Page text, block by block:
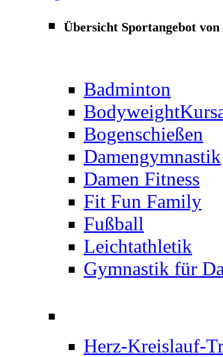
Übersicht Sportangebot
Badminton
Bodyweight
Bogenschießen
Damengymnastik
Damen Fitness
Fit Fun Family
Fußball
Leichtathletik
Gymnastik für
Herz-Kreislauf-